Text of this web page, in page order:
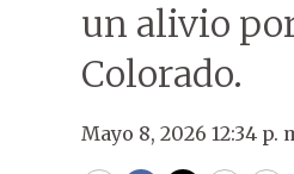
un alivio
Colorado.
Mayo 8, 2026 12:34 p.